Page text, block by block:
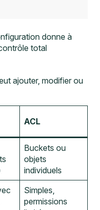
donne à
total
ajouter, modifier ou
ACL
Buckets ou
objets
individuels
Simples,
permissions